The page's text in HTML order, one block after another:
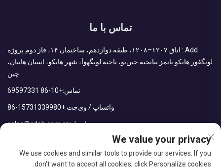
تماس با ما
Add : اتاق ۱۲۰۷–۱۲۰۸، طبقه دوازدهم، ساختمان ۱۴، فاز دوم پروژه
لونگفور هایکو تایمز تیانجیه جین‌یو، ناحیه لونگهوآ، شهر هایکو، استان هاینان،
چین
تماس:+86-10 69597331
واتساپ / وی‌چت:+86-15731339980
ایمیل:sales@cdph.com.cn
We value your privacy
We use cookies and similar tools to provide our services. If you
don't want to accept all cookies, click Personalize cookies.